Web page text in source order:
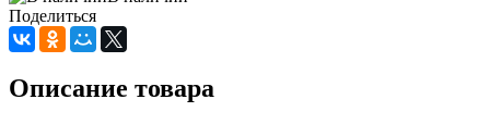
Поделиться
Описание товара